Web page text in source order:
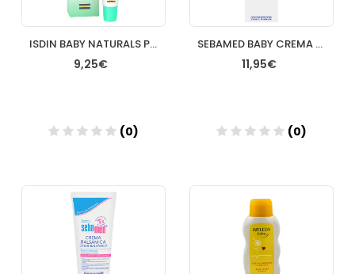
ISDIN BABY NATURALS PERIORAL 15ML
9,25€
(0)
Añadir
SEBAMED BABY CREMA BALSAMICA 1 ENVASE 200 ML
11,95€
(0)